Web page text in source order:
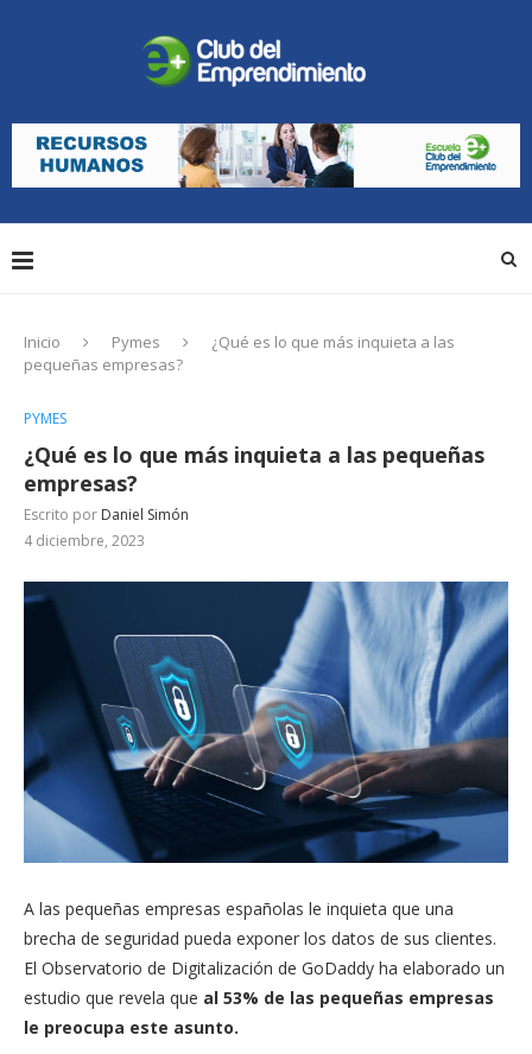
Inicio Pymes
¿Qué es lo que más inquieta a las
pequeñas empresas?
PYMES
¿Qué es lo que más inquieta a las pequeñas
empresas?
Escrito por Daniel Simón
4 diciembre, 2023
A las pequeñas empresas españolas le inquieta que una
brecha de seguridad pueda exponer los datos de sus clientes.
El Observatorio de Digitalización de GoDaddy ha elaborado un
estudio que revela que al 53% de las pequeñas empresas
le preocupa este asunto.